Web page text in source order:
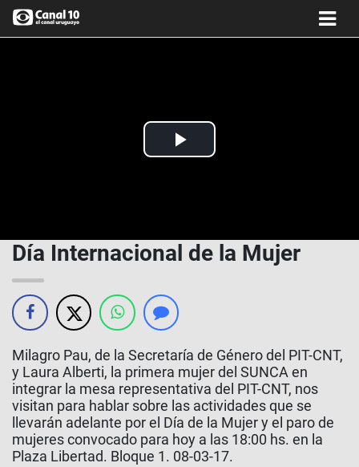
Play
Día Internacional de la Mujer
Milagro Pau, de la Secretaría de Género del PIT-CNT,
y Laura Alberti, la primera mujer del SUNCA en
integrar la mesa representativa del PIT-CNT, nos
visitan para hablar sobre las actividades que se
llevarán adelante por el Día de la Mujer y el paro de
mujeres convocado para hoy a las 18:00 hs. en la
Plaza Libertad. Bloque 1. 08-03-17.